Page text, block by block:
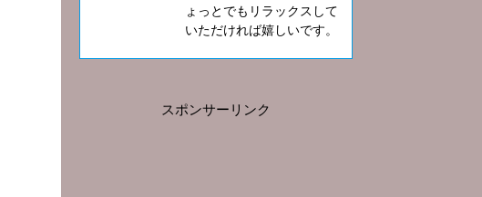
ょっとでもリラックスして
いただければ嬉しいです。
スポンサーリンク